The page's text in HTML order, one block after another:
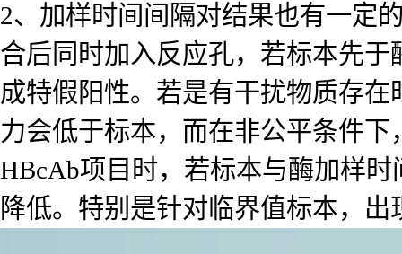
2、加样时间间隔对结果也有一定
合后同时加入反应孔，若标本先
成特假阳性。若是有干扰物质存
力会低于标本，而在非公平条件
HBcAb项目时，若标本与酶加样
降低。特别是针对临界值标本，出